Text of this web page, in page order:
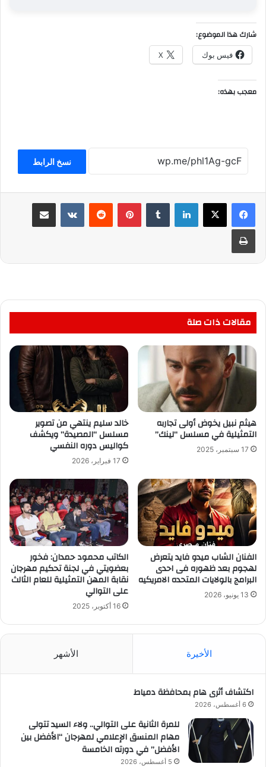
شارك هذا الموضوع:
فيس بوك X
معجب بهذه:
نسخ الرابط
لينكدإن بينتيريست مشاركة عبر البريد
طباعة
مقالات ذات صلة
هيثم نبيل يخوض أولى تجاربه
التمثيلية في مسلسل “لينك”
17 سبتمبر، 2025
خالد سليم ينتهي من تصوير
مسلسل “المصيدة” ويكشف
كواليس دوره النفسي
17 فبراير، 2026
الفنان الشاب ميدو فايد يتعرض
لهجوم بعد ظهوره فى احدى
البرامج بالولايات المتحده الامريكيه
13 يونيو، 2026
الكاتب محمود حمدان: فخور
بعضويتي في لجنة تحكيم مهرجان
نقابة المهن التمثيلية للعام الثالث
على التوالي
16 أكتوبر، 2025
الأخيرة الأشهر
اكتشاف أثرى هام بمحافظة دمياط
6 أغسطس، 2026
للمرة الثانية على التوالي.. ولاء السيد تتولى
مهام المنسق الإعلامي لمهرجان “الأفضل بين
الأفضل” في دورته الخامسة
5 أغسطس، 2026